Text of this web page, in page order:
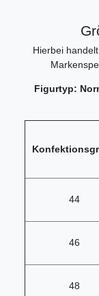
Hierbei
Figurtyp:
44
46
48